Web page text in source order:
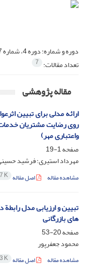
دوره و شماره:دوره 4، شماره 7، شهریور 1391، صفحه 1-173
تعداد مقالات: 7
مقاله پژوهشی
ارائه مدلی برای تبیین
روی رضایت مشتریان
واعتباری مهر)
صفحه1-19
مهرداد استیری؛ فرشید
مشاهده مقاله اصل مقاله K
تبیین و ارزیابی مدل
های بازرگانی
صفحه20-53
محمود جعفرپور
مشاهده مقاله اصل مقاله K